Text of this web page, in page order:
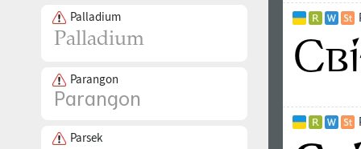
Palladium
Parangon
Parsek